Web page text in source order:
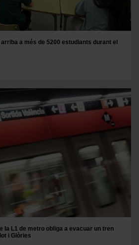
a més de 5200 estudiants durant el
la L1 de metro obliga a evacuar un tren
i Glòries